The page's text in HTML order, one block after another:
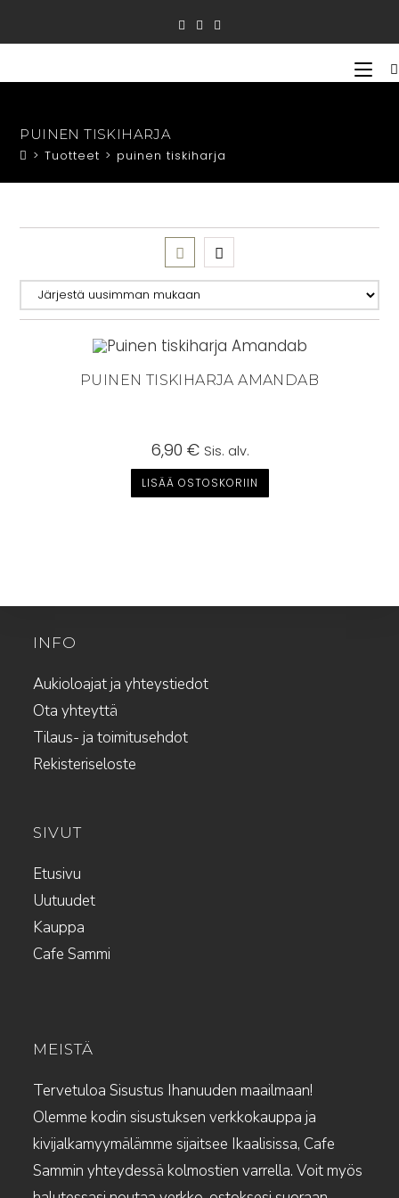
PUINEN TISKIHARJA
> Tuotteet > puinen tiskiharja
PUINEN TISKIHARJA AMANDAB
6,90 € Sis. alv.
LISÄÄ OSTOSKORIIN
INFO
Aukioloajat ja yhteystiedot
Ota yhteyttä
Tilaus- ja toimitusehdot
Rekisteriseloste
SIVUT
Etusivu
Uutuudet
Kauppa
Cafe Sammi
MEISTÄ
Tervetuloa Sisustus Ihanuuden maailmaan!
Olemme kodin sisustuksen verkkokauppa ja
kivijalkamyymälämme sijaitsee Ikaalisissa, Cafe
Sammin yhteydessä kolmostien varrella. Voit myös